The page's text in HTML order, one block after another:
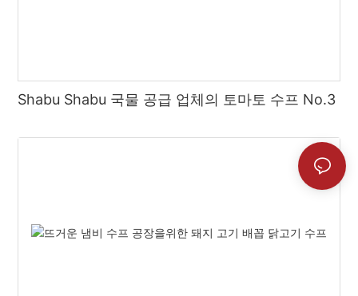
Shabu Shabu 국물 공급 업체의 토마토 수프 No.3